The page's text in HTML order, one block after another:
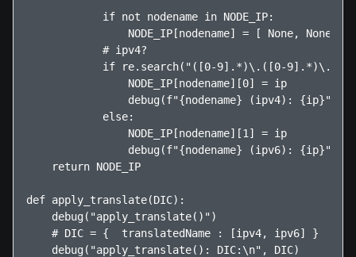
            if not nodename in NODE_IP:
                NODE_IP[nodename] = [ None, None ]
            # ipv4?
if re.search("([0-9].*)\.([0-
                NODE_IP[nodename][0] = ip
                debug(f"{nodename} (ipv4): {ip}")
            else:
                NODE_IP[nodename][1] = ip
                debug(f"{nodename} (ipv6): {ip}")
    return NODE_IP
def apply_translate(DIC):
    debug("apply_translate()")
    # DIC = {  translatedName : [ipv4, ipv6] }
    debug("apply_translate(): DIC:\n", DIC)